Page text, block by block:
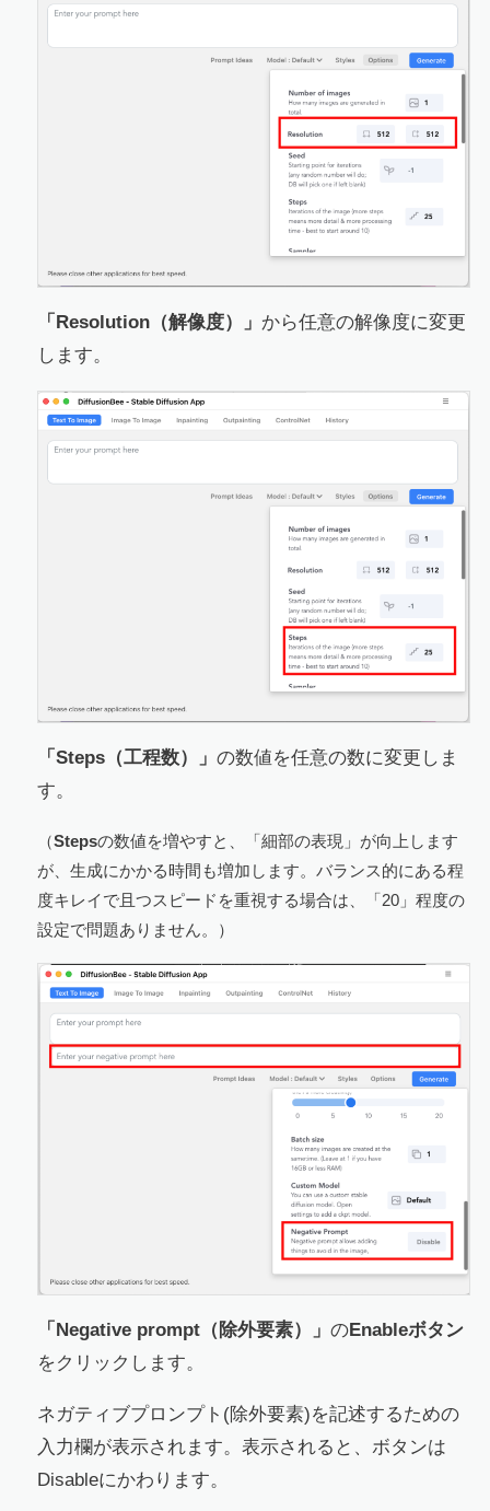
「Resolution（解像度）」 から任意の解像度に変更
します。
「Steps（工程数）」 の数値を任意の数に変更しま
す。
（Stepsの数値を増やすと、「細部の表現」が向上します
が、生成にかかる時間も増加します。バランス的にある程
度キレイで且つスピードを重視する場合は、「20」程度の
設定で問題ありません。）
「Negative prompt（除外要素）」 のEnableボタン
をクリックします。
ネガティブプロンプト(除外要素)を記述するための
入力欄が表示されます。表示されると、ボタンは
Disableにかわります。